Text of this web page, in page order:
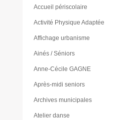
Accueil périscolaire
Activité Physique Adaptée
Affichage urbanisme
Ainés / Séniors
Anne-Cécile GAGNE
Après-midi seniors
Archives municipales
Atelier danse